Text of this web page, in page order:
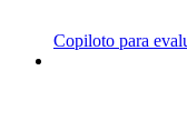
Copiloto para